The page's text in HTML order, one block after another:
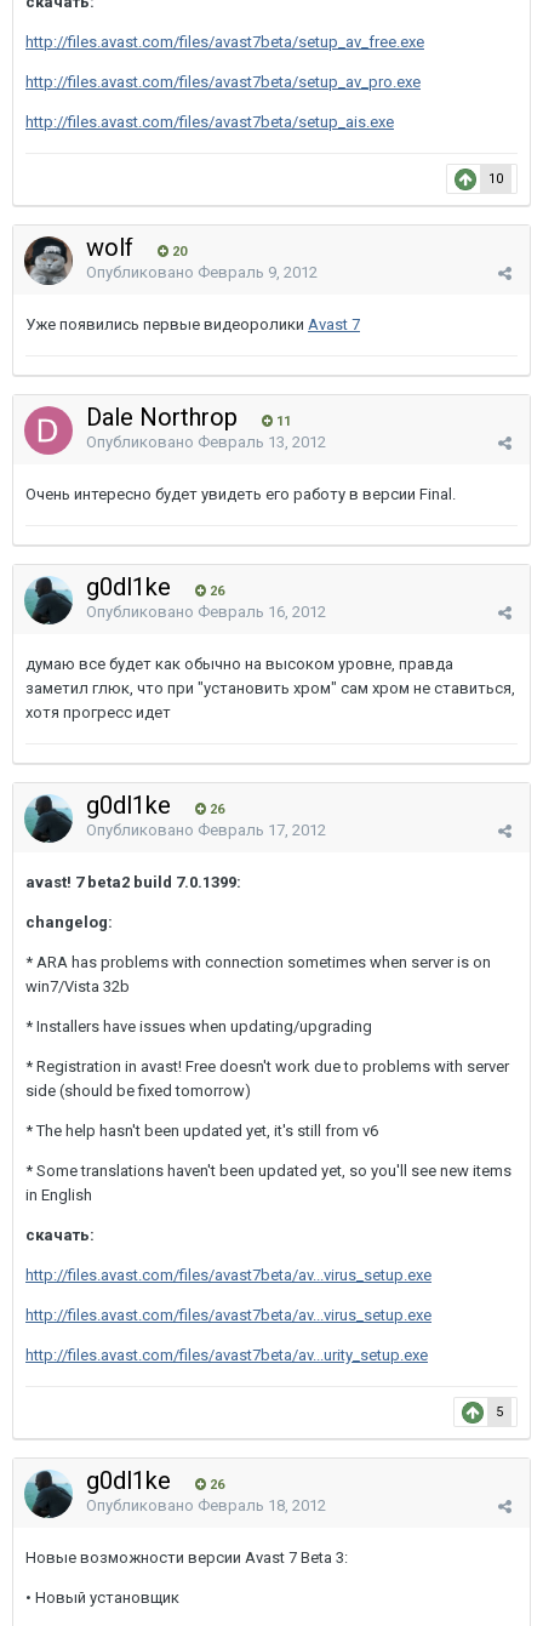
http://files.avast.com/files/avast7beta/setup_av_free.exe
http://files.avast.com/files/avast7beta/setup_av_pro.exe
http://files.avast.com/files/avast7beta/setup_ais.exe
10
wolf 20
Опубликовано Февраль 9, 2012
Уже появились первые видеоролики Avast 7
Dale Northrop 11
Опубликовано Февраль 13, 2012
Очень интересно будет увидеть его работу в версии Final.
g0dl1ke 26
Опубликовано Февраль 16, 2012
думаю все будет как обычно на высоком уровне, правда
заметил глюк, что при "установить хром" сам хром не ставиться,
хотя прогресс идет
g0dl1ke 26
Опубликовано Февраль 17, 2012
avast! 7 beta2 build 7.0.1399:
changelog:
* ARA has problems with connection sometimes when server is on
win7/Vista 32b
* Installers have issues when updating/upgrading
* Registration in avast! Free doesn't work due to problems with server
side (should be fixed tomorrow)
* The help hasn't been updated yet, it's still from v6
* Some translations haven't been updated yet, so you'll see new items
in English
скачать:
http://files.avast.com/files/avast7beta/av...virus_setup.exe
http://files.avast.com/files/avast7beta/av...virus_setup.exe
http://files.avast.com/files/avast7beta/av...urity_setup.exe
5
g0dl1ke 26
Опубликовано Февраль 18, 2012
Новые возможности версии Avast 7 Beta 3:
• Новый установщик